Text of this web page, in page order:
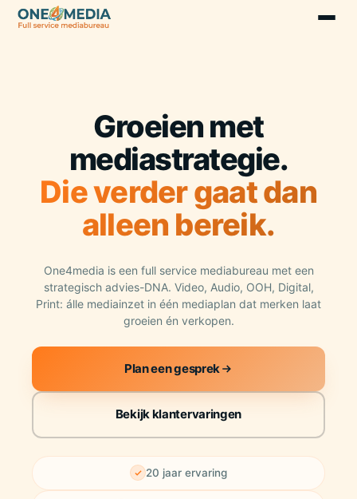
Groeien met
mediastrategie.
Die verder gaat dan
alleen bereik.
One4media is een full service mediabureau met een
strategisch advies-DNA. Video, Audio, OOH, Digital,
Print: álle mediainzet in één mediaplan dat merken laat
groeien én verkopen.
Plan een gesprek
Bekijk klantervaringen
20 jaar ervaring